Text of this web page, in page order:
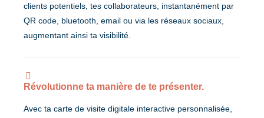
clients potentiels, tes collaborateurs, instantanément par
QR code, bluetooth, email ou via les réseaux sociaux,
augmentant ainsi ta visibilité.
Révolutionne ta manière de te présenter.
Avec ta carte de visite digitale interactive personnalisée,